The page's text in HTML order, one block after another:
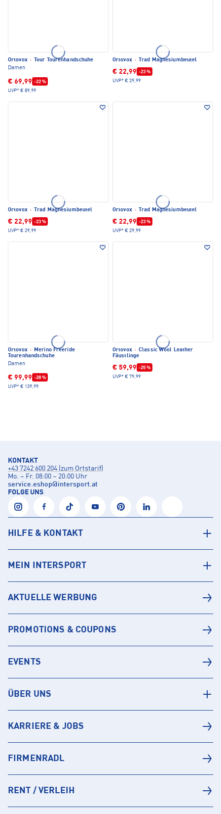
Ortovox ·
Tour Tourenhandschuhe
Damen
€ 69,99 -22 %
UVP* € 89,99
Ortovox · Trad Magnesiumbeutel
€ 22,99 -23 %
UVP* € 29,99
Ortovox · Trad Magnesiumbeutel
€ 22,99 -23 %
UVP* € 29,99
Ortovox · Trad Magnesiumbeutel
€ 22,99 -23 %
UVP* € 29,99
Ortovox · Merino Freeride
Tourenhandschuhe
Damen
€ 99,99 -28 %
UVP* € 139,99
Ortovox · Classic Wool Leather
Fäustlinge
€ 59,99 -25 %
UVP* € 79,99
KONTAKT
+43 7242 600 204 (zum Ortstarif)
Mo. – Fr. 08:00 – 20:00 Uhr
service.eshop@intersport.at
FOLGE UNS
HILFE & KONTAKT
MEIN INTERSPORT
AKTUELLE WERBUNG
PROMOTIONS & COUPONS
EVENTS
ÜBER UNS
KARRIERE & JOBS
FIRMENRADL
RENT / VERLEIH